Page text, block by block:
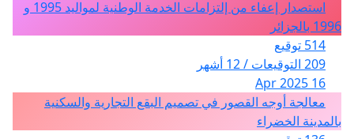
استصدار إعفاء من إلتزامات الخدمة الوطنية لمواليد 1995 و
1996 بالجزائر
514 توقيع
209 التوقيعات / 12 أشهر
16 Apr 2025
معالجة أوجه القصور في تصميم البقع التجارية والسكنية
بالمدينة الخضراء